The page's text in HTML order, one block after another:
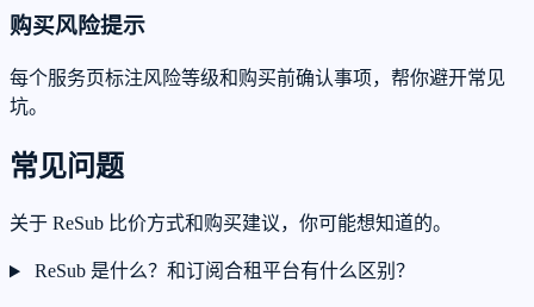
购买风险提示
每个服务页标注风险等级和购买前确认事项，帮你避开常见
坑。
常见问题
关于 ReSub 比价方式和购买建议，你可能想知道的。
ReSub 是什么？和订阅合租平台有什么区别？